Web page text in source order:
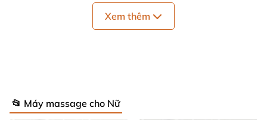
Tiết & Hiệu Suất Cao!
Xem thêm
📂 Máy massage cho Nữ